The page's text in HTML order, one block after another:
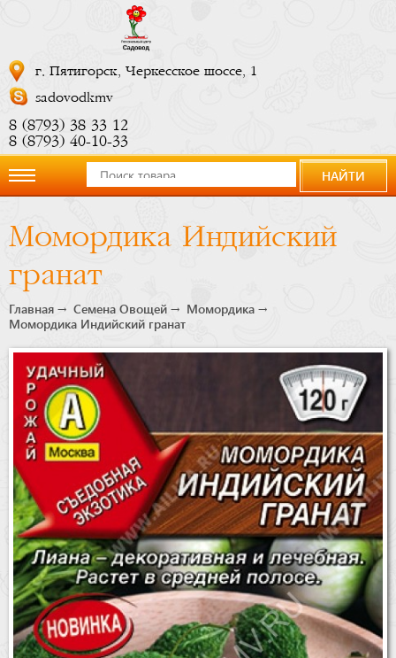
г. Пятигорск, Черкесское шоссе, 1
sadovodkmv
8 (8793) 38 33 12
8 (8793) 40-10-33
компании
Новости
Купить
сейчас
Бренды
Доставка
Оптовикам
НАЙТИ
Момордика Индийский
гранат
Главная Семена Овощей
Момордика
Момордика Индийский гранат